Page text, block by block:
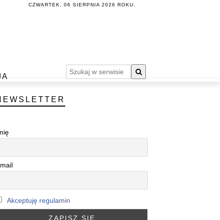
CZWARTEK, 06 SIERPNIA 2026 ROKU.
Akceptuję regulamin